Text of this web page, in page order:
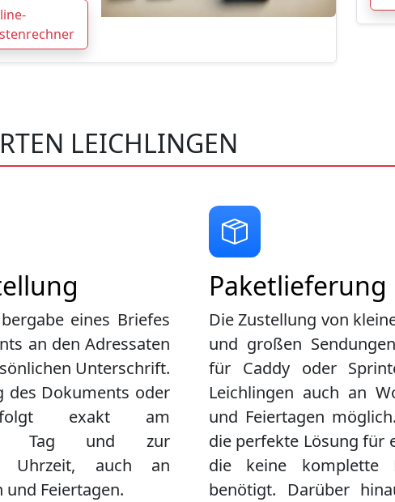
LEICHLINGEN
eines Briefes
an den Adressaten
Unterschrift.
des Dokuments oder
exakt am
Tag und zur
Uhrzeit, auch an
und Feiertagen.
Paketlieferung
Die Zustellung von
und großen
für Caddy oder
Leichlingen auch an
und Feiertagen
die perfekte Lösung für
die keine komplette
benötigt. Darüber